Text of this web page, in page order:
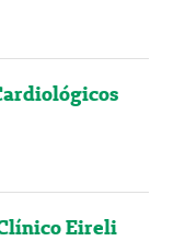
Eireli